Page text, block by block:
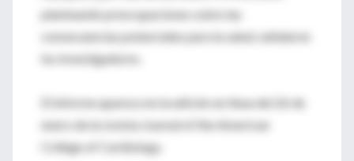
planteando preocupaciones sobre las
consecuencias potenciales para la salud, señalaron
los investigadores.
El informe aparece en la edición en línea del 26 de
enero de la revista Journal of the American
College of Cardiology.